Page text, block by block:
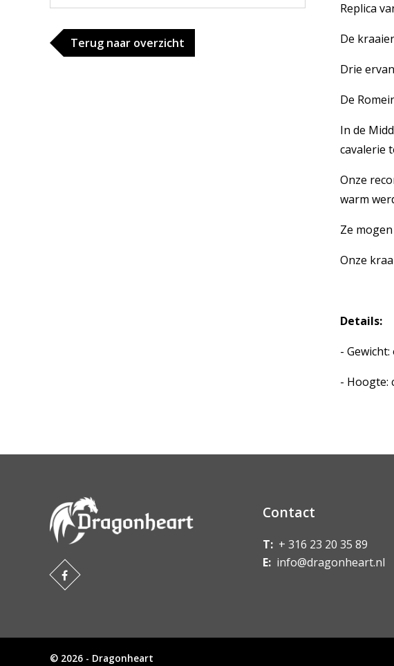
Terug naar overzicht
Replica
De
Drie
De
In de
cavalerie
Onze
warm
Ze
Onze
Details:
-
- Hoogte:
Contact
T: + 316 23 20 35 89
E: info@dragonheart.nl
© 2026 - Dragonheart